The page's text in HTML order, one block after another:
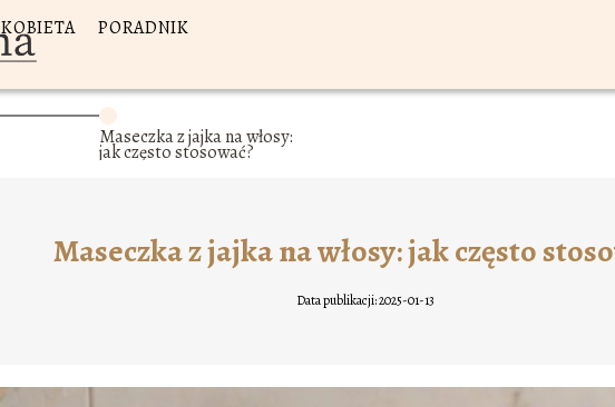
KOBIETA PORADNIK
Maseczka z jajka na włosy:
jak często stosować?
Maseczka z jajka na włosy: jak często
Data publikacji: 2025-01-13